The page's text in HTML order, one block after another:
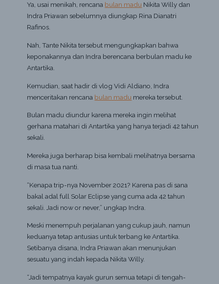
Ya, usai menikah, rencana bulan madu Nikita Willy dan
Indra Priawan sebelumnya diungkap Rina Dianatri
Rafinos.
Nah, Tante Nikita tersebut mengungkapkan bahwa
keponakannya dan Indra berencana berbulan madu ke
Antartika.
Kemudian, saat hadir di vlog Vidi Aldiano, Indra
menceritakan rencana bulan madu mereka tersebut.
Bulan madu diundur karena mereka ingin melihat
gerhana matahari di Antartika yang hanya terjadi 42 tahun
sekali.
Mereka juga berharap bisa kembali melihatnya bersama
di masa tua nanti.
“Kenapa trip-nya November 2021? Karena pas di sana
bakal adal full Solar Eclipse yang cuma ada 42 tahun
sekali. Jadi now or never,” ungkap Indra.
Meski menempuh perjalanan yang cukup jauh, namun
keduanya tetap antusias untuk terbang ke Antartika.
Setibanya disana, Indra Priawan akan menunjukan
sesuatu yang indah kepada Nikita Willy.
“Jadi tempatnya kayak gurun semua tetapi di tengah-